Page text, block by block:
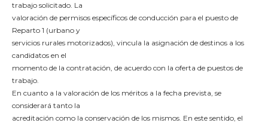
trabajo solicitado. La
valoración de permisos específicos de conducción para el puesto de
Reparto 1 (urbano y
servicios rurales motorizados), vincula la asignación de destinos a los
candidatos en el
momento de la contratación, de acuerdo con la oferta de puestos de
trabajo.
En cuanto a la valoración de los méritos a la fecha prevista, se
considerará tanto la
acreditación como la conservación de los mismos. En este sentido, el